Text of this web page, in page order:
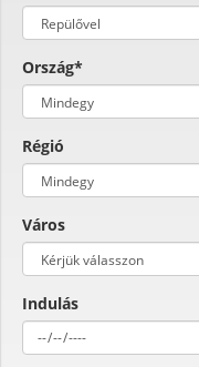
Ország*
Régió
Város
Indulás